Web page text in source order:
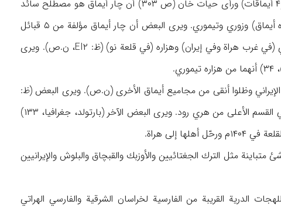
وقد تشكل تجمع إداري مركب من ۴ قبائل شبه رحل بين قبائل أيماق عُرف بـ «چار أيماق». (۴ أيماقات) ورأى حيات خان (ص ۳۰۳) أن چار أيماق هو مصطلح سائد
بين أبناء هزاره يطلق على مجموعة أيماق، وذكر أنها تتألف من تايمني وهزاره (المقصود هزاره أيماق) وزوري وتيموري. ويرى البعض أن چار أيماق مؤلفة من ۵ قبائل
هي: تايمني (جنوب هري رود)، فيروزكوهي (شمال هري رود)، جمشيدي (في كوشك)، تيموري (في غرب هراة وفي إيران) وهزاره (في قلعة نو) (ظ: EI۲، ن.ص). ويرى
وظلوا أنقى من مجاميع أيماق الأخرى (ن.ص). ويرى البعض (ظ:
«الأقوام»، ۱۴) أن فيروزكوهي مأخوذة من اسم فيروزكوه عاصمة الغوريين في القرنين ۱۲و۱۳م في القسم الأعلى من هري رود. ويرى البعض الآخر (بارتولد، جغرافيا، ۱۳۳)
إلى هراة.
مجاميع قومية متنوعة من مناشئ متباينة مثل الترك الجغتائيين والأوزبك والقبچاق والبلوش والإيرانيين
القريبة من الفارسية لخراسان الشرقية والفارسي الهراتي